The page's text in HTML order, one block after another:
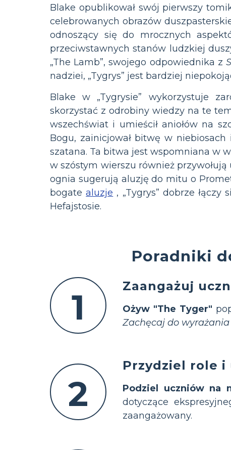
Blake opublikował swój pierwszy
celebrowanych obrazów
odnoszący się do mrocznych
przeciwstawnych stanów ludzkiej
„The Lamb”, swojego odpowiednika z
nadziei, „Tygrys” jest bardziej
Blake w „Tygrysie” wykorzystuje
skorzystać z odrobiny wiedzy na te
wszechświat i umieścił aniołów na
Bogu, zainicjował bitwę w niebiosach
szatana. Ta bitwa jest wspomniana w
w szóstym wierszu również
ognia sugerują aluzję do mitu o
bogatealuzje , „Tygrys” dobrze
Hefajstosie.
Poradniki
1
Zaangażuj
Ożyw "The Tyger"
Zachęcaj do wyrażania
2
Przydziel role i
Podziel uczniów na
dotyczące
zaangażowany.